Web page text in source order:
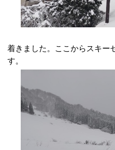
着きました。ここからスキー
す。